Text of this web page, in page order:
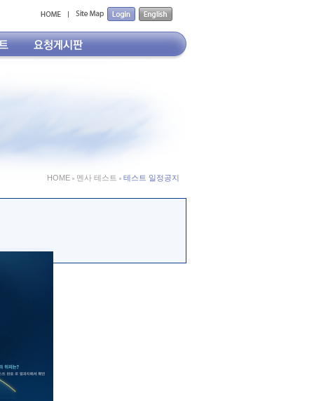
HOME 멘사 테스트 테스트 일정공지